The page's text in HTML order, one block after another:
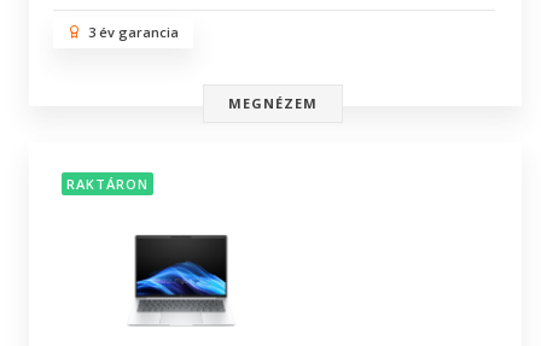
3 év garancia
MEGNÉZEM
RAKTÁRON